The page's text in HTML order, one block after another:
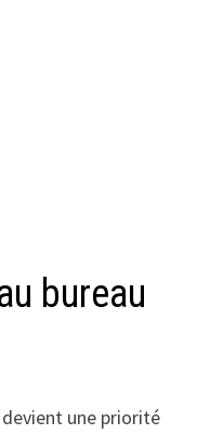
bureau
une priorité